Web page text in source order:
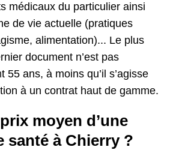
médicaux du particulier ainsi
de vie actuelle (pratiques
alimentation)... Le plus
document n’est pas
55 ans, à moins qu’il s’agisse
à un contrat haut de gamme.
moyen d’une
santé à Chierry ?